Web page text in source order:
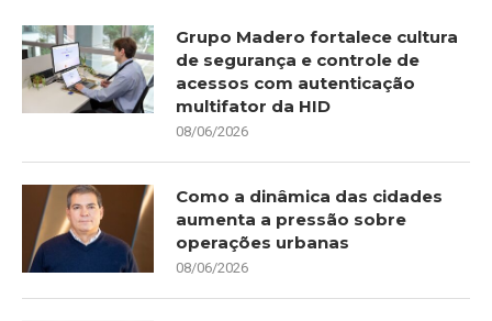
Grupo Madero fortalece cultura
de segurança e controle de
acessos com autenticação
multifator da HID
08/06/2026
Como a dinâmica das cidades
aumenta a pressão sobre
operações urbanas
08/06/2026